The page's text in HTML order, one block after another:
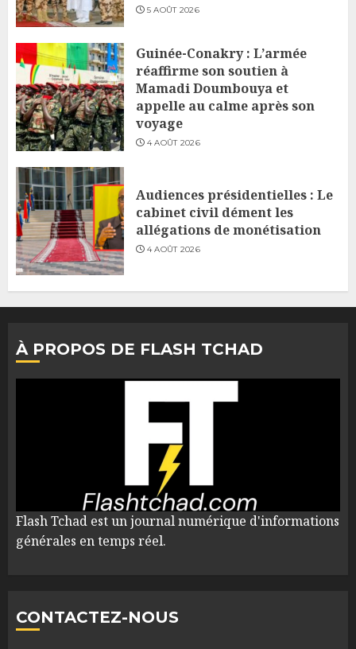
5 AOÛT 2026
Guinée-Conakry : L’armée
réaffirme son soutien à
Mamadi Doumbouya et
appelle au calme après son
voyage
4 AOÛT 2026
Audiences présidentielles : Le
cabinet civil dément les
allégations de monétisation
4 AOÛT 2026
À PROPOS DE FLASH TCHAD
Flash Tchad est un journal numérique d'informations
générales en temps réel.
CONTACTEZ-NOUS